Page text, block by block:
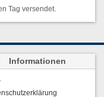
Tag versendet.
Informationen